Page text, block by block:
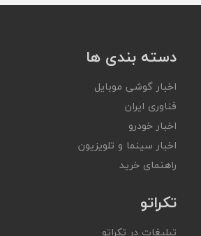
دسته بندی ها
اخبار گوشی موبایل
فناوری ایران
اخبار خودرو
اخبار سینما و تلویزیون
راهنمای خرید
تکراتو
تبلیغات در تکراتو